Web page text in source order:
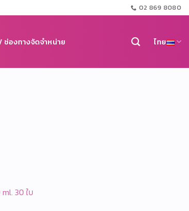
02 869 8080
ช่องทางจัดจำหน่าย ไทย
30 ใบ